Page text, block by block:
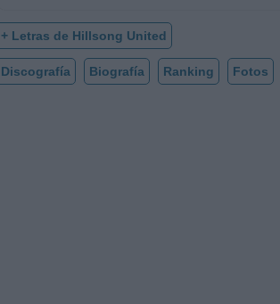
+ Letras de Hillsong United
Discografía Biografía Ranking Fotos